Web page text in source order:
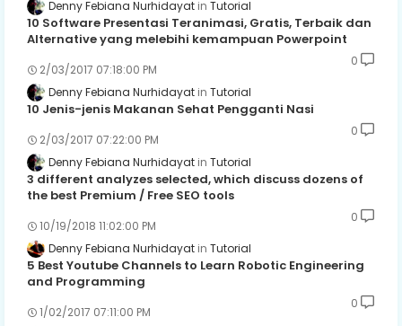
Denny Febiana Nurhidayat Tutorial
10 Software Presentasi Teranimasi, Gratis, Terbaik dan
Alternative yang melebihi kemampuan Powerpoint
2/03/2017 07:18:00 PM
0
Denny Febiana Nurhidayat Tutorial
10 Jenis-jenis Makanan Sehat Pengganti Nasi
2/03/2017 07:22:00 PM
0
Denny Febiana Nurhidayat Tutorial
3 different analyzes selected, which discuss dozens of
the best Premium / Free SEO tools
10/19/2018 11:02:00 PM
0
Denny Febiana Nurhidayat Tutorial
5 Best Youtube Channels to Learn Robotic Engineering
and Programming
1/02/2017 07:11:00 PM
0